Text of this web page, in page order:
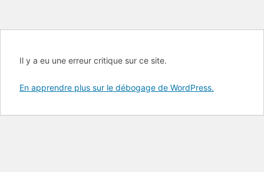
Il y a eu une erreur critique sur ce site.
En apprendre plus sur le débogage de WordPress.